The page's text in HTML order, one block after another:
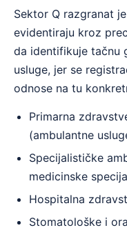
Sektor Q razgranat
evidentiraju kroz
da identifikuje tačnu
usluge, jer se
odnose na tu
Primarna
(ambulantne
Specijalističke
medicinske
Hospitalna
Stomatološke i